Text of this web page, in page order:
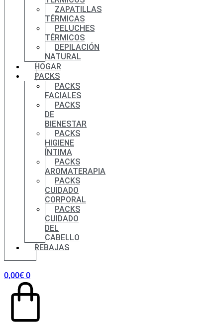
ZAPATILLAS
TÉRMICAS
PELUCHES
TÉRMICOS
DEPILACIÓN
NATURAL
HOGAR
PACKS
PACKS
FACIALES
PACKS
DE
BIENESTAR
PACKS
HIGIENE
ÍNTIMA
PACKS
AROMATERAPIA
PACKS
CUIDADO
CORPORAL
PACKS
CUIDADO
DEL
CABELLO
REBAJAS
0,00€0